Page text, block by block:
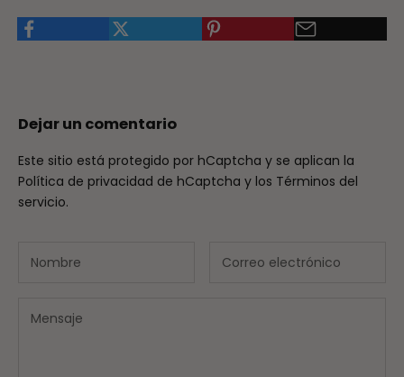
Dejar un comentario
Este sitio está protegido por hCaptcha y se aplican la
Política de privacidad de hCaptcha y los Términos del
servicio.